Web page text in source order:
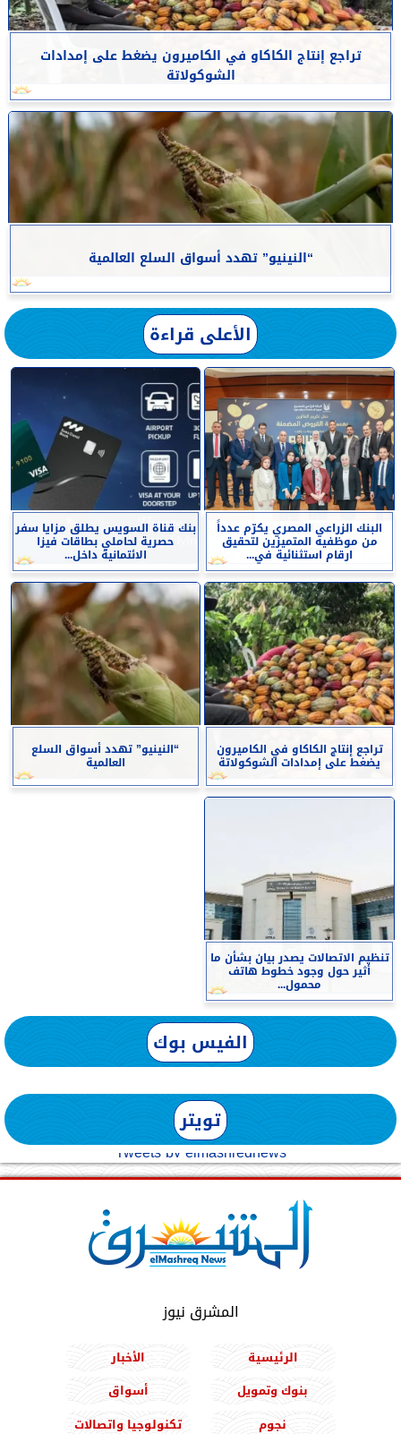
تراجع إنتاج الكاكاو في الكاميرون يضغط على إمدادات
الشوكولاتة
“النينيو” تهدد أسواق السلع العالمية
الأعلى قراءة
البنك الزراعي المصري يكرّم عدداً
من موظفيه المتميزين لتحقيق
ارقام استثنائية في...
بنك قناة السويس يطلق مزايا سفر
حصرية لحاملي بطاقات فيزا
الائتمانية داخل...
تراجع إنتاج الكاكاو في الكاميرون
يضغط على إمدادات الشوكولاتة
“النينيو” تهدد أسواق السلع
العالمية
تنظيم الاتصالات يصدر بيان بشأن ما
أثير حول وجود خطوط هاتف
محمول...
الفيس بوك
تويتر
Tweets by elmashreqnews
المشرق نيوز
الرئيسية
الأخبار
بنوك وتمويل
أسواق
نجوم
تكنولوجيا واتصالات